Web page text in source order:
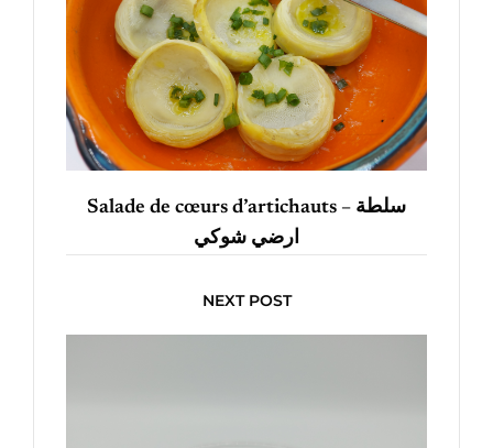
Salade de cœurs d’artichauts – سلطة
ارضي شوكي
NEXT POST